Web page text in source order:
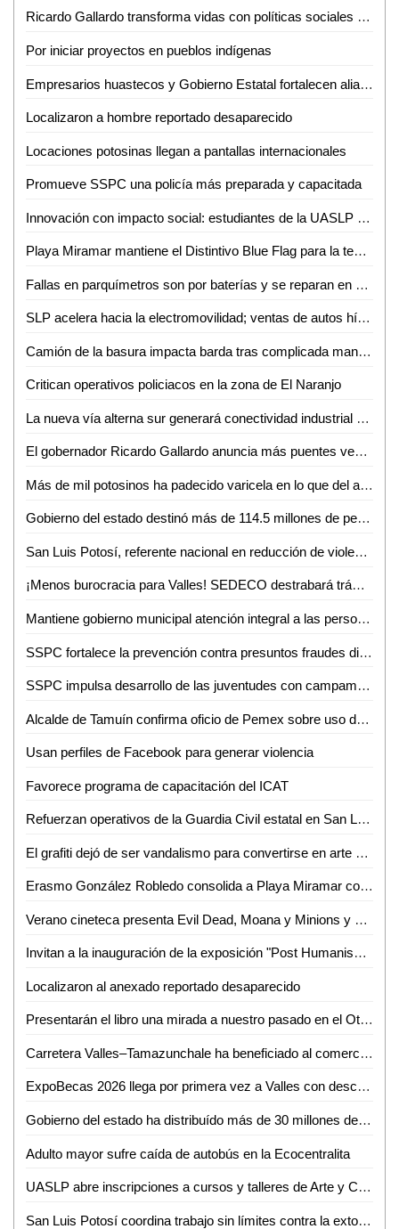
Ricardo Gallardo transforma vidas con políticas sociales sin límites
Por iniciar proyectos en pueblos indígenas
Empresarios huastecos y Gobierno Estatal fortalecen alianza para atraer inversiones
Localizaron a hombre reportado desaparecido
Locaciones potosinas llegan a pantallas internacionales
Promueve SSPC una policía más preparada y capacitada
Innovación con impacto social: estudiantes de la UASLP crean plataforma para digitalizar servicios
Playa Miramar mantiene el Distintivo Blue Flag para la temporada 2026-2027
Fallas en parquímetros son por baterías y se reparan en menos de una hora: Gabriel Castañeda
SLP acelera hacia la electromovilidad; ventas de autos híbridos y eléctricos crecen 59%
Camión de la basura impacta barda tras complicada maniobra en Villas del Carmen
Critican operativos policiacos en la zona de El Naranjo
La nueva vía alterna sur generará conectividad industrial en SLP
El gobernador Ricardo Gallardo anuncia más puentes vehiculares para la zona metropolitana
Más de mil potosinos ha padecido varicela en lo que del año
Gobierno del estado destinó más de 114.5 millones de pesos en créditos durante junio
San Luis Potosí, referente nacional en reducción de violencia
¡Menos burocracia para Valles! SEDECO destrabará trámites para empresarios
Mantiene gobierno municipal atención integral a las personas adultas mayores durante junio
SSPC fortalece la prevención contra presuntos fraudes digitales
SSPC impulsa desarrollo de las juventudes con campamento de verano 2026
Alcalde de Tamuín confirma oficio de Pemex sobre uso de explosivos para actividades petroleras
Usan perfiles de Facebook para generar violencia
Favorece programa de capacitación del ICAT
Refuerzan operativos de la Guardia Civil estatal en San Luis Potosí
El grafiti dejó de ser vandalismo para convertirse en arte urbano
Erasmo González Robledo consolida a Playa Miramar como referente nacional e internacional con el izamiento Blue Flag 2026-2027
Verano cineteca presenta Evil Dead, Moana y Minions y monstruos
Invitan a la inauguración de la exposición "Post Humanism" eros y thanatos, de Ennio Castellano
Localizaron al anexado reportado desaparecido
Presentarán el libro una mirada a nuestro pasado en el Othoniano
Carretera Valles–Tamazunchale ha beneficiado al comercio y turismo de Tamazunchale: CANACO
ExpoBecas 2026 llega por primera vez a Valles con descuentos de hasta 60% para estudiantes
Gobierno del estado ha distribuído más de 30 millones de litros de agua
Adulto mayor sufre caída de autobús en la Ecocentralita
UASLP abre inscripciones a cursos y talleres de Arte y Cultura para el semestre agosto-diciembre 2026
San Luis Potosí coordina trabajo sin límites contra la extorsión